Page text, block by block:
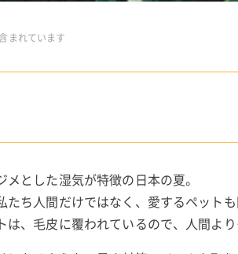
まれています
とした湿気が特徴の日本の夏。
ち人間だけではなく、愛するペットも
、毛皮に覆われているので、人間より